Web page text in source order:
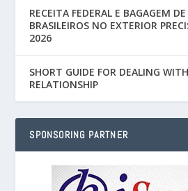
RECEITA FEDERAL E BAGAGEM
BRASILEIROS NO EXTERIOR
2026
SHORT GUIDE FOR DEALING
RELATIONSHIP
SPONSORING PARTNER